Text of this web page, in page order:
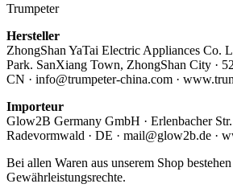
Trumpeter
Hersteller
ZhongShan YaTai Electric Appliances Co.
Park. SanXiang Town, ZhongShan City ·
CN · info@trumpeter-china.com ·
Importeur
Glow2B Germany GmbH · Erlenbacher
Radevormwald · DE · mail@glow2b.de ·
Bei allen Waren aus unserem Shop
Gewährleistungsrechte.